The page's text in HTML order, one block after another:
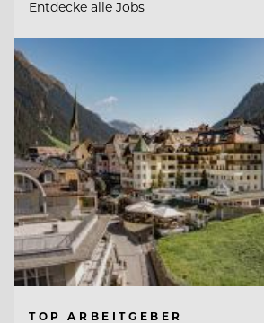
Entdecke alle Jobs
TOP ARBEITGEBER